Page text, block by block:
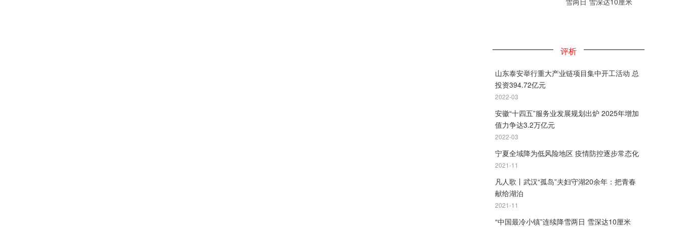
评析
山东泰安举行重大产业链项目集中开工活动 总
投资394.72亿元
2022-03
安徽“十四五”服务业发展规划出炉 2025年增加
值力争达3.2万亿元
2022-03
宁夏全域降为低风险地区 疫情防控逐步常态化
2021-11
凡人歌丨武汉“孤岛”夫妇守湖20余年：把青春
献给湖泊
2021-11
“中国最冷小镇”连续降雪两日 雪深达10厘米